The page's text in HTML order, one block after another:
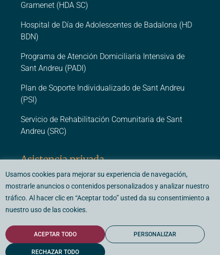
Usamos cookies para mejorar su experiencia de navegación,
mostrarle anuncios o contenidos personalizados y analizar nuestro
tráfico. Al hacer clic en “Aceptar todo” usted da su consentimiento a
nuestro uso de las cookies.
PERSONALIZAR
RECHAZAR TODO
ACEPTAR TODO
Gramenet (HDA SC)
Hospital de Día de Adolescentes de Badalona (HD
BDN)
Programa de Atención Domiciliaria Intensiva de
Sant Andreu (PADI)
Plan de Soporte Individualizado de Sant Andreu
(PSI)
Servicio de Rehabilitación Comunitaria de Sant
Andreu (SRC)
Asistencia privada
Centro Médico Psicológico Barcelona (CMP
© 2026 - Fundació Vidal i Barraquer. Todos los derechos reservados.
Diseño y desarrollo: Tecnologías de Botones.